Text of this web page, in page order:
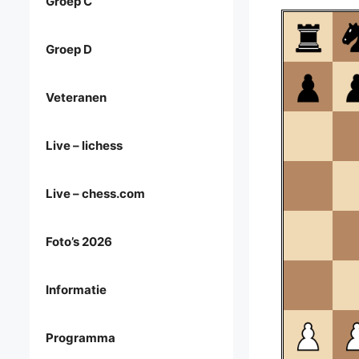
Groep D
Veteranen
Live – lichess
Live – chess.com
Foto’s 2026
Informatie
Programma